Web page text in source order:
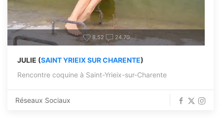
8.52 24.70
JULIE (SAINT YRIEIX SUR CHARENTE)
Rencontre coquine à Saint-Yrieix-sur-Charente
Réseaux Sociaux